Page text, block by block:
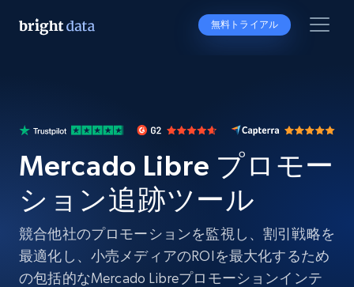
無料トライアル
Mercado Libre プロモー
ション追跡ツール
競合他社のプロモーションを監視し、割引戦略を
最適化し、小売メディアのROIを最大化するため
の包括的なMercado Libreプロモーションインテ